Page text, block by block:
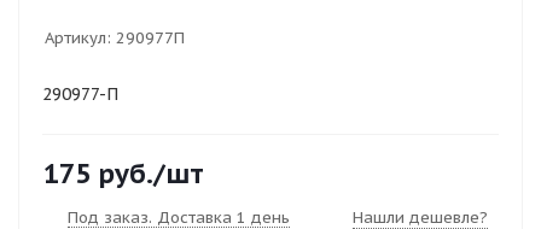
Артикул: 290977П
290977-П
175 руб./шт
Под заказ. Доставка 1 день Нашли дешевле?